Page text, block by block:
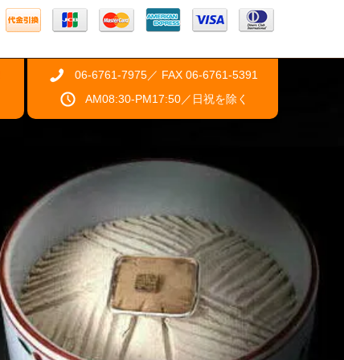
06-6761-7975／ FAX 06-6761-5391
AM08:30-PM17:50／日祝を除く